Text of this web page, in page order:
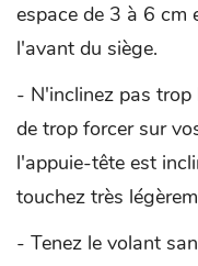
espace de 3 à 6 cm
l'avant du siège.
- N'inclinez pas trop
de trop forcer sur
l'appuie-tête est
touchez très
- Tenez le volant